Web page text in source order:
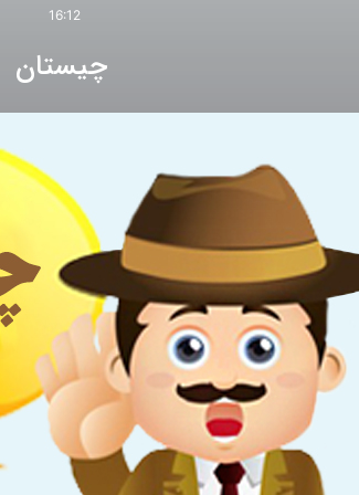
16:12
چیستان